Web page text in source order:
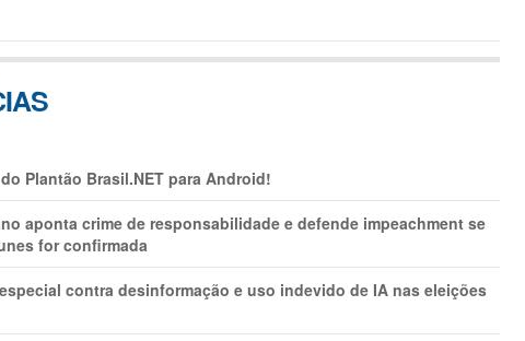
Plantão Brasil.NET para Android!
aponta crime de responsabilidade e defende impeachment se
for confirmada
contra desinformação e uso indevido de IA nas eleições